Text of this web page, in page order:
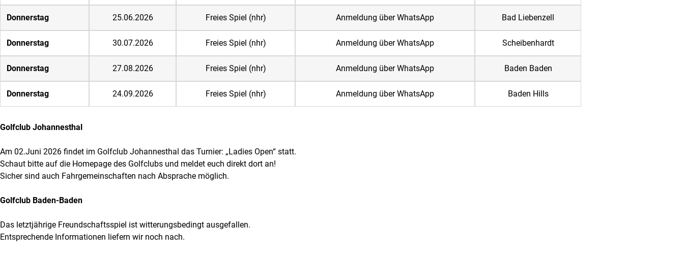
Donnerstag 25.06.2026 Freies Spiel (nhr) Anmeldung über WhatsApp Bad Liebenzell
Donnerstag 30.07.2026 Freies Spiel (nhr) Anmeldung über WhatsApp Scheibenhardt
Donnerstag 27.08.2026 Freies Spiel (nhr) Anmeldung über WhatsApp Baden Baden
Donnerstag 24.09.2026 Freies Spiel (nhr) Anmeldung über WhatsApp Baden Hills
Golfclub Johannesthal
Am 02.Juni 2026 findet im Golfclub Johannesthal das Turnier: „Ladies Open“ statt.
Schaut bitte auf die Homepage des Golfclubs und meldet euch direkt dort an!
Sicher sind auch Fahrgemeinschaften nach Absprache möglich.
Golfclub Baden-Baden
Das letztjährige Freundschaftsspiel ist witterungsbedingt ausgefallen.
Entsprechende Informationen liefern wir noch nach.